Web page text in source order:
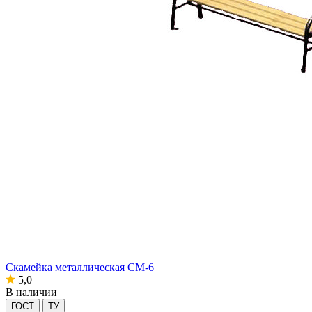
Скамейка металлическая СМ-6
5,0
В наличии
ГОСТ ТУ